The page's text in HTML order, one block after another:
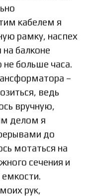
кабелем я
рамку, наспех
балконе
больше часа.
–
ведь
вручную,
делом я
до
мотаться на
сечения и
рук,